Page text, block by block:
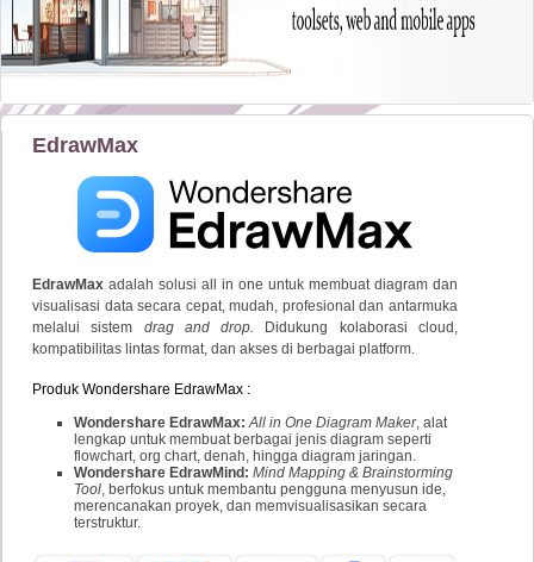
EdrawMax
EdrawMax adalah solusi all in one untuk membuat diagram dan
visualisasi data secara cepat, mudah, profesional dan antarmuka
melalui sistem drag and drop.
Didukung kolaborasi cloud,
kompatibilitas lintas format, dan akses di berbagai platform.
Produk Wondershare EdrawMax :
Wondershare EdrawMax: All in One Diagram Maker, alat
lengkap untuk membuat berbagai jenis diagram seperti
flowchart, org chart, denah, hingga diagram jaringan.
Wondershare EdrawMind: Mind Mapping & Brainstorming
Tool, berfokus untuk membantu pengguna menyusun ide,
merencanakan proyek, dan memvisualisasikan secara
terstruktur.